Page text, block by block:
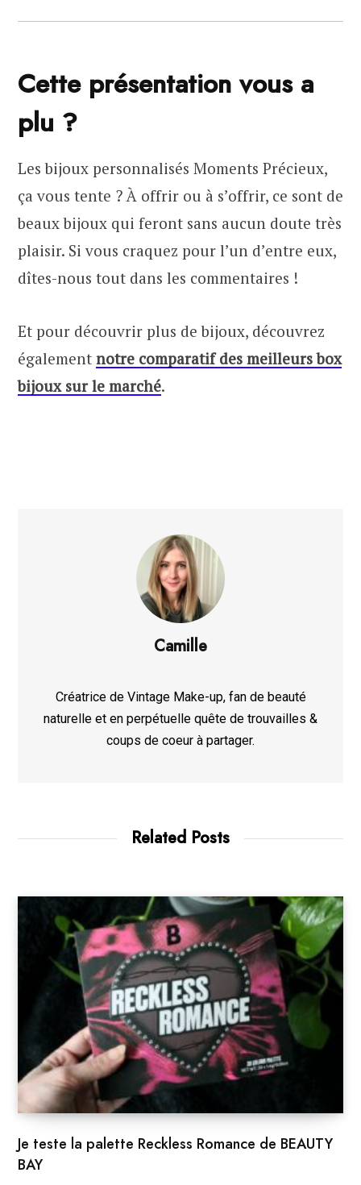
Cette présentation vous a
plu ?
Les bijoux personnalisés Moments Précieux,
ça vous tente ? À offrir ou à s’offrir, ce sont de
beaux bijoux qui feront sans aucun doute très
plaisir. Si vous craquez pour l’un d’entre eux,
dîtes-nous tout dans les commentaires !
Et pour découvrir plus de bijoux, découvrez
également notre comparatif des meilleurs box
bijoux sur le marché.
Camille
Créatrice de Vintage Make-up, fan de beauté
naturelle et en perpétuelle quête de trouvailles &
coups de coeur à partager.
Related Posts
Je teste la palette Reckless Romance de BEAUTY
BAY